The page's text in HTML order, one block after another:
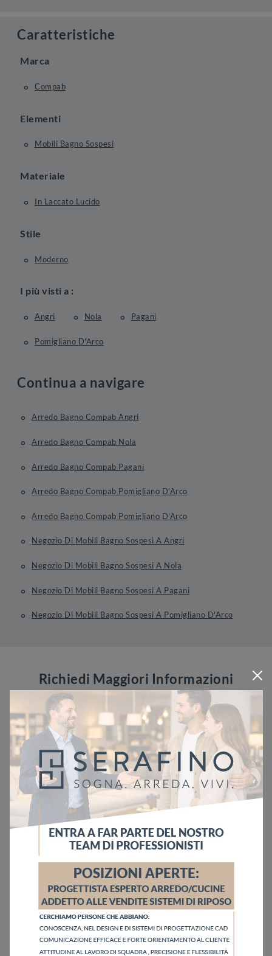
Caratteristiche
Marca
Compab
Elementi
Mobili Bagno Sospesi
Materiale
In Laccato Lucido
Stile
Moderno
I più visti a :
Angri Nola Pagani
Pomigliano D'Arco
Continua a navigare
Arredo Bagno Compab Angri
Arredo Bagno Compab Nola
Arredo Bagno Compab Pagani
Arredo Bagno Compab Pomigliano D'Arco
Arredo Bagno Compab Pomigliano D'Arco
Negozio Di Mobili Bagno Sospesi A Angri
Negozio Di Mobili Bagno Sospesi A Nola
Negozio Di Mobili Bagno Sospesi A Pagani
Negozio Di Mobili Bagno Sospesi A Pomigliano D'Arco
Richiedi Maggiori Informazioni